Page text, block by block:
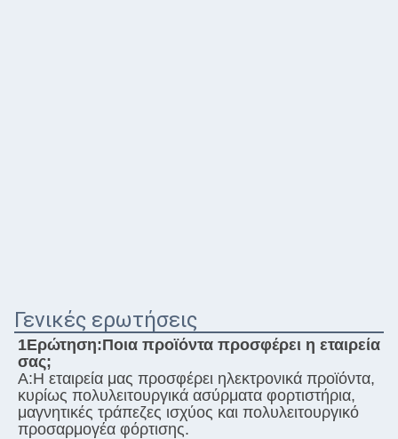
Γενικές ερωτήσεις
1Ερώτηση:Ποια προϊόντα προσφέρει η εταιρεία
σας;
Α:Η εταιρεία μας προσφέρει ηλεκτρονικά προϊόντα,
κυρίως πολυλειτουργικά ασύρματα φορτιστήρια,
μαγνητικές τράπεζες ισχύος και πολυλειτουργικό
προσαρμογέα φόρτισης.